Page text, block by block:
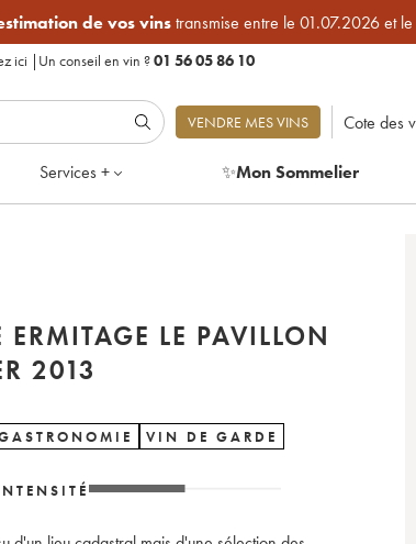
de vos vinstransmise entre le 01.07.2026 et
ici | Un conseil en vin ?01 56 05 86 10
VENDRE MES VINS Cote des
Services + ✨Mon Sommelier
ERMITAGE LE PAVILLON
CHAPOUTIER 2013
VIN DE GARDE